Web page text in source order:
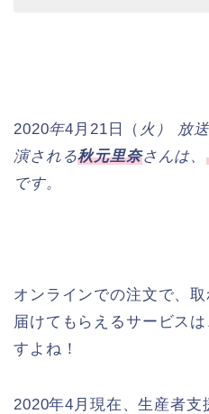
2020年4月21日（ 火） 放
演される秋元里奈さんは、
です。
オンラインでの注文で、
届けてもらえるサービス
すよね！
2020年4月現在、生産者